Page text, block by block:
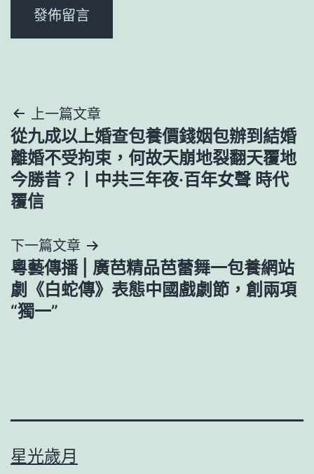
文
章
導
覽
上一篇文章
從九成以上婚查包養價錢姻包辦到結婚
離婚不受拘束，何故天崩地裂翻天覆地
今勝昔？丨中共三年夜·百年女聲 時代
覆信
下一篇文章
粵藝傳播 | 廣芭精品芭蕾舞一包養網站
劇《白蛇傳》表態中國戲劇節，創兩項
“獨一”
星光歲月